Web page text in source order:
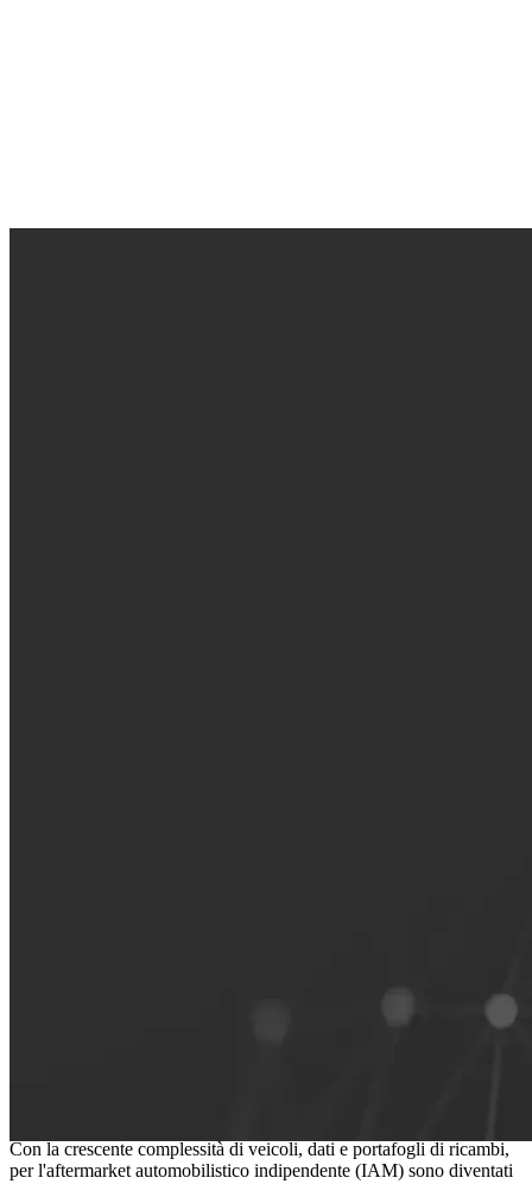
Con la crescente complessità di veicoli, dati e portafogli di ricambi,
per l'aftermarket automobilistico indipendente (IAM) sono diventati